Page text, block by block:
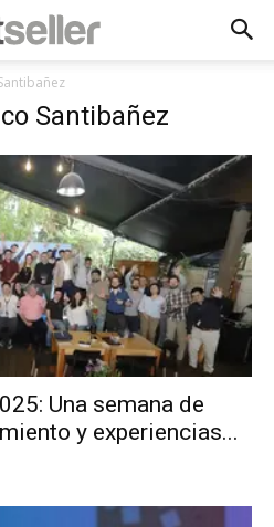
Santibañez
Una semana de
y experiencias...